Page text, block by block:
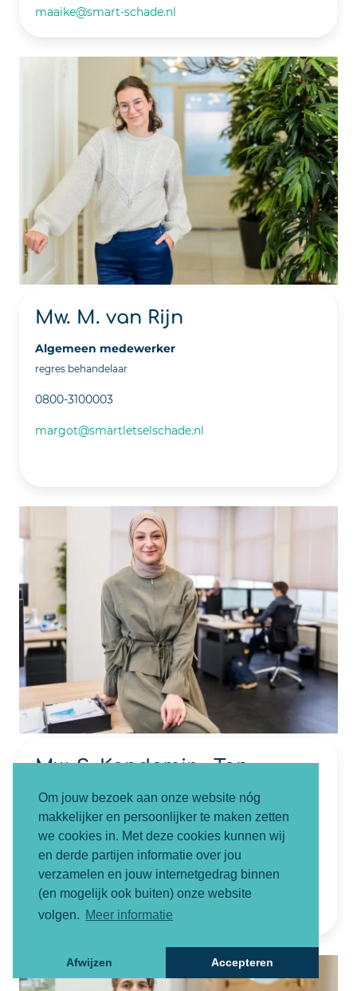
Om jouw bezoek aan onze website nóg
makkelijker en persoonlijker te maken zetten
we cookies in. Met deze cookies kunnen wij
en derde partijen informatie over jou
verzamelen en jouw internetgedrag binnen
(en mogelijk ook buiten) onze website
volgen. Meer informatie
Afwijzen Accepteren
maaike@smart-schade.nl
Mw. M. van Rijn
Algemeen medewerker
regres behandelaar
0800-3100003
margot@smartletselschade.nl
Mw. S. Kandemir - Tan
Letselschadejurist
NIVRE Register-Expert
06-82852882
sevval@smartletselschade.nl